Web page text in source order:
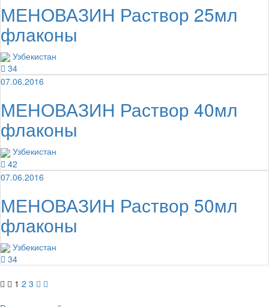
МЕНОВАЗИН Раствор 25мл
флаконы
Узбекистан
34
07.06.2016
МЕНОВАЗИН Раствор 40мл
флаконы
Узбекистан
42
07.06.2016
МЕНОВАЗИН Раствор 50мл
флаконы
Узбекистан
34
1 2 3